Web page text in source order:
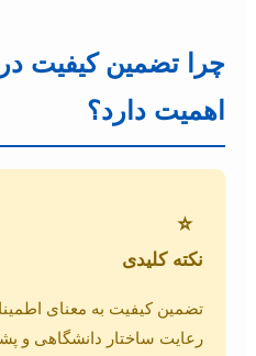
چرا تضمین کیفیت در
اهمیت دارد؟
⭐
نکته کلیدی
تضمین کیفیت به معنای
رعایت ساختار دانشگاهی و